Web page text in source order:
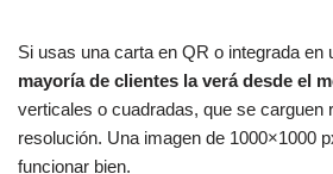
Si usas una carta en QR o integrada en
mayoría de clientes la verá desde el
verticales o cuadradas, que se carguen
resolución. Una imagen de 1000×1000
funcionar bien.